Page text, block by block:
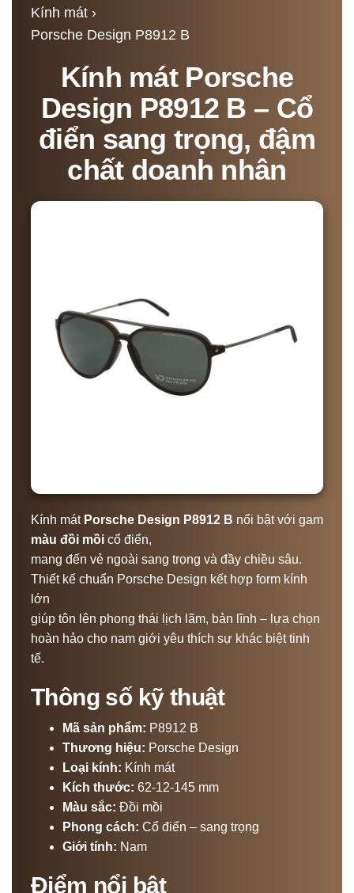
Kính mát ›
Porsche Design P8912 B
Kính mát Porsche
Design P8912 B – Cổ
điển sang trọng, đậm
chất doanh nhân
Kính mát Porsche Design P8912 B nổi bật với gam
màu đồi mồi cổ điển,
mang đến vẻ ngoài sang trọng và đầy chiều sâu.
Thiết kế chuẩn Porsche Design kết hợp form kính
lớn
giúp tôn lên phong thái lịch lãm, bản lĩnh – lựa chọn
hoàn hảo cho nam giới yêu thích sự khác biệt tinh
tế.
Thông số kỹ thuật
Mã sản phẩm: P8912 B
Thương hiệu: Porsche Design
Loại kính: Kính mát
Kích thước: 62-12-145 mm
Màu sắc: Đồi mồi
Phong cách: Cổ điển – sang trọng
Giới tính: Nam
Điểm nổi bật